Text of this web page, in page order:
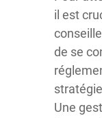
il est
de se
Une